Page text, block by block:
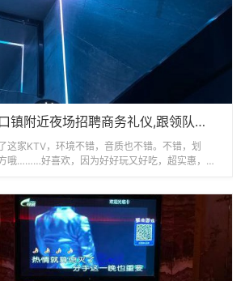
杭州富阳区胥口镇附近夜场招聘商务礼仪,跟领队还是直招
家KTV，环境不错，音质也不错。不错，划
哦………好喜欢，因为好好玩又好吃，超实惠，每